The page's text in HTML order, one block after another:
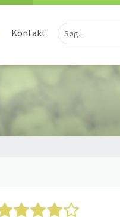
Kontakt